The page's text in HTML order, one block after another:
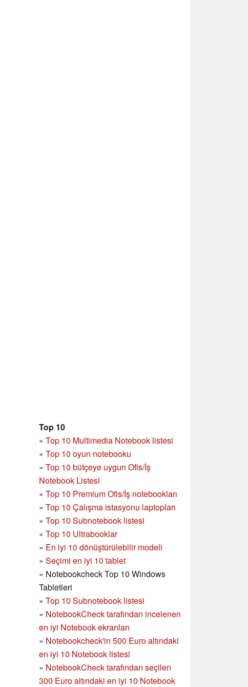
Top 10
» Top 10 Multimedia Notebook listesi
» Top 10 oyun notebooku
» Top 10 bütçeye uygun Ofis/İş
Notebook Listesi
» Top 10 Premium Ofis/İş notebookları
» Top 10 Çalışma istasyonu laptopları
» Top 10 Subnotebook listesi
» Top 10 Ultrabooklar
» En iyi 10 dönüştürülebilir modeli
» Seçimi en iyi 10 tablet
» Notebookcheck Top 10 Windows
Tabletleri
» Top 10 Subnotebook listesi
» NotebookCheck tarafından incelenen
en iyi Notebook ekranları
» Notebookcheck'in 500 Euro altındaki
en iyi 10 Notebook listesi
» NotebookCheck tarafından seçilen
300 Euro altındaki en iyi 10 Notebook